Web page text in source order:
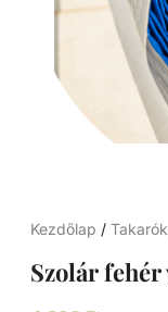
Kezdőlap /Takarók
Szolár